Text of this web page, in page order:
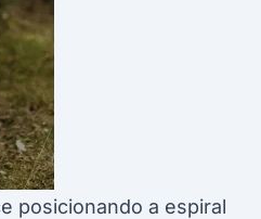
posicionando a espiral